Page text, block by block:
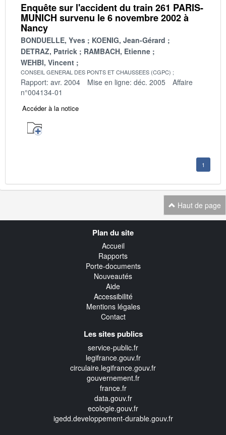
Enquête sur l'accident du train 261 PARIS-
MUNICH survenu le 6 novembre 2002 à
Nancy
BONDUELLE, Yves
KOENIG, Jean-Gérard
DETRAZ, Patrick
RAMBACH, Etienne
WEHBI, Vincent
CONSEIL GENERAL DES PONTS ET CHAUSSEES (CGPC)
Rapport: avr. 2004 Mise en ligne: déc. 2005
Affaire
n°004134-01
Accéder à la notice
1
Haut de page
Plan du site
Accueil
Rapports
Porte-documents
Nouveautés
Aide
Accessibilité
Mentions légales
Contact
Les sites publics
service-public.fr
legifrance.gouv.fr
circulaire.legifrance.gouv.fr
gouvernement.fr
france.fr
data.gouv.fr
ecologie.gouv.fr
igedd.developpement-durable.gouv.fr